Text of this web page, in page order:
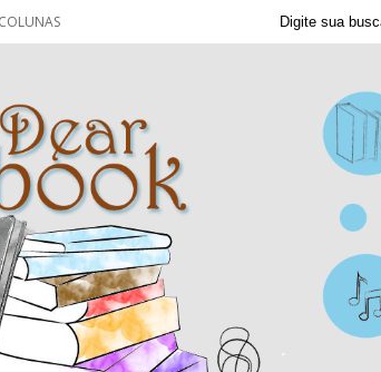
COLUNAS